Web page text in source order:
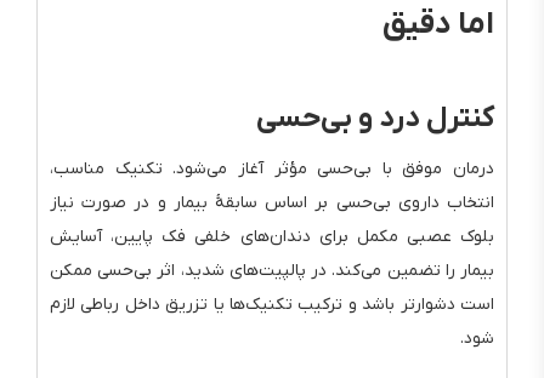
اما دقیق
کنترل درد و بی‌حسی
درمان موفق با بی‌حسی مؤثر آغاز می‌شود. تکنیک مناسب،
انتخاب داروی بی‌حسی بر اساس سابقهٔ بیمار و در صورت نیاز
بلوک عصبی مکمل برای دندان‌های خلفی فک پایین، آسایش
بیمار را تضمین می‌کند. در پالپیت‌های شدید، اثر بی‌حسی ممکن
است دشوارتر باشد و ترکیب تکنیک‌ها یا تزریق داخل رباطی لازم
شود.